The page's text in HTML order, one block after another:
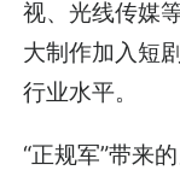
视、光线传媒
大制作加入短
行业水平。
“正规军”带来